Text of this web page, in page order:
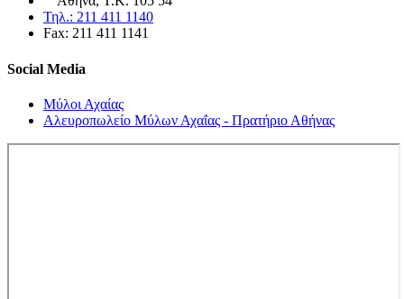
Τηλ.: 211 411 1140
Fax: 211 411 1141
Social Media
Μύλοι Αχαίας
Αλευροπωλείο Μύλων Αχαΐας - Πρατήριο Αθήνας